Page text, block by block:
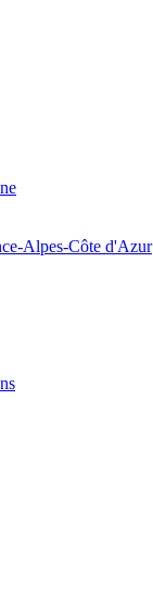
Alpes-Côte d'Azur